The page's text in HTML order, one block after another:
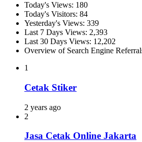
Today's Views: 180
Today's Visitors: 84
Yesterday's Views: 339
Last 7 Days Views: 2,393
Last 30 Days Views: 12,202
Overview of Search Engine
1
Cetak Stiker
2 years ago
2
Jasa Cetak Online Jakarta